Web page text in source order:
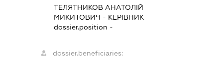
ТЕЛЯТНИКОВ АНАТОЛІЙ
МИКИТОВИЧ - КЕРІВНИК
dossier.position -
dossier.beneficiaries: